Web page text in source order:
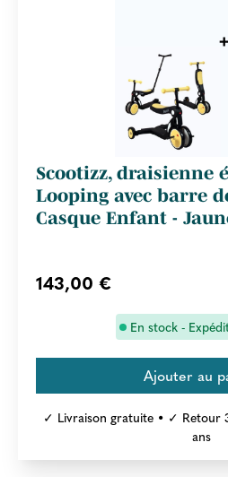
Scootizz, draisienne
Looping avec barre
Casque Enfant -
143,00 €
En stock -
✓ Livraison gratuite • ✓ Retour
ans